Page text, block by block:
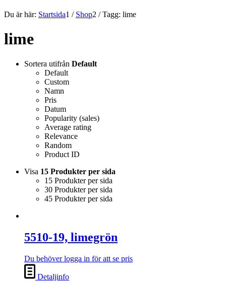
Du är här: Startsida1 / Shop2 / Tagg: lime
lime
Sortera utifrån Default
Default
Custom
Namn
Pris
Datum
Popularity (sales)
Average rating
Relevance
Random
Product ID
Visa 15 Produkter per sida
15 Produkter per sida
30 Produkter per sida
45 Produkter per sida
5510-19, limegrön
Du behöver logga in för att se pris
Detaljinfo